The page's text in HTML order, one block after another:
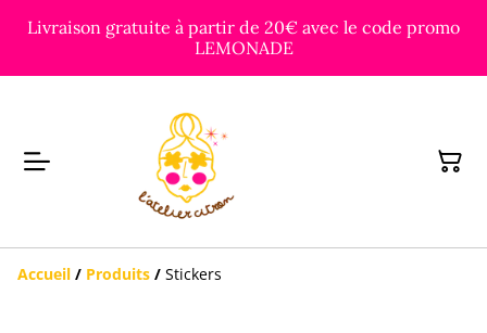
Livraison gratuite à partir de 20€ avec le code promo
LEMONADE
Accueil / Produits / Stickers